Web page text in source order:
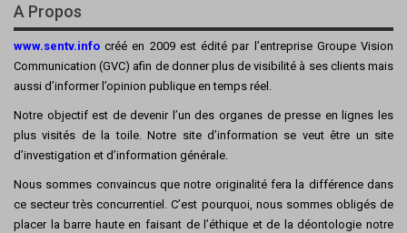
A Propos
www.sentv.info créé en 2009 est édité par l’entreprise Groupe Vision
Communication (GVC) afin de donner plus de visibilité à ses clients mais
aussi d’informer l’opinion publique en temps réel.
Notre objectif est de devenir l’un des organes de presse en lignes les
plus visités de la toile. Notre site d’information se veut être un site
d’investigation et d’information générale.
Nous sommes convaincus que notre originalité fera la différence dans
ce secteur très concurrentiel. C’est pourquoi, nous sommes obligés de
placer la barre haute en faisant de l’éthique et de la déontologie notre